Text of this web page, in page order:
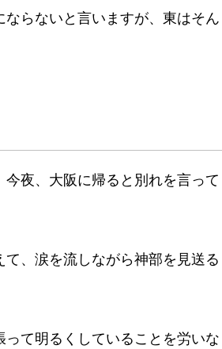
らないと言いますが、東はそん
夜、大阪に帰ると別れを言って
、涙を流しながら神部を見送る
て明るくしていることを労いな